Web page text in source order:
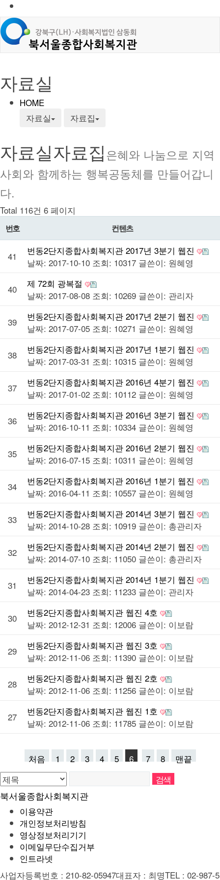
자료실
HOME
자료실
자료집
자료실자료집은혜와 나눔으로 지역
사회와 함께하는 행복공동체를 만들어갑니
다.
Total 116건 6 페이지
번호 컨텐츠
41
번동2단지종합사회복지관 2017년 3분기 웹진
날짜: 2017-10-10 조회: 10317 글쓴이: 원혜영
40
제 72회 광복절
날짜: 2017-08-08 조회: 10269 글쓴이: 관리자
39
번동2단지종합사회복지관 2017년 2분기 웹진
날짜: 2017-07-05 조회: 10271 글쓴이: 원혜영
38
번동2단지종합사회복지관 2017년 1분기 웹진
날짜: 2017-03-31 조회: 10315 글쓴이: 원혜영
37
번동2단지종합사회복지관 2016년 4분기 웹진
날짜: 2017-01-02 조회: 10112 글쓴이: 원혜영
36
번동2단지종합사회복지관 2016년 3분기 웹진
날짜: 2016-10-11 조회: 10334 글쓴이: 원혜영
35
번동2단지종합사회복지관 2016년 2분기 웹진
날짜: 2016-07-15 조회: 10311 글쓴이: 원혜영
34
번동2단지종합사회복지관 2016년 1분기 웹진
날짜: 2016-04-11 조회: 10557 글쓴이: 원혜영
33
번동2단지종합사회복지관 2014년 3분기 웹진
날짜: 2014-10-28 조회: 10919 글쓴이: 총관리자
32
번동2단지종합사회복지관 2014년 2분기 웹진
날짜: 2014-07-10 조회: 11050 글쓴이: 총관리자
31
번동2단지종합사회복지관 2014년 1분기 웹진
날짜: 2014-04-23 조회: 11233 글쓴이: 관리자
30
번동2단지종합사회복지관 웹진 4호
날짜: 2012-12-31 조회: 12006 글쓴이: 이보람
29
번동2단지종합사회복지관 웹진 3호
날짜: 2012-11-06 조회: 11390 글쓴이: 이보람
28
번동2단지종합사회복지관 웹진 2호
날짜: 2012-11-06 조회: 11256 글쓴이: 이보람
27
번동2단지종합사회복지관 웹진 1호
날짜: 2012-11-06 조회: 11785 글쓴이: 이보람
처음 1 2 3 4 5 6 7 8 맨끝
북서울종합사회복지관
이용약관
개인정보처리방침
영상정보처리기기
이메일무단수집거부
인트라넷
사업자등록번호 : 210-82-05947대표자 : 최명TEL : 02-987-5